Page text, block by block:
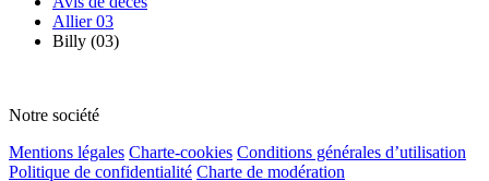
Allier 03
Billy (03)
Notre société
Mentions légales Charte-cookies Conditions générales d’utilisation
Politique de confidentialité Charte de modération